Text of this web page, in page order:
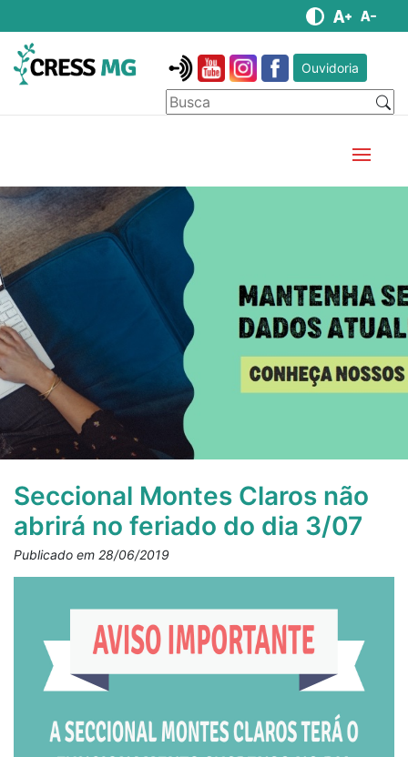
Ouvidoria
Seccional Montes Claros não
abrirá no feriado do dia 3/07
Publicado em 28/06/2019